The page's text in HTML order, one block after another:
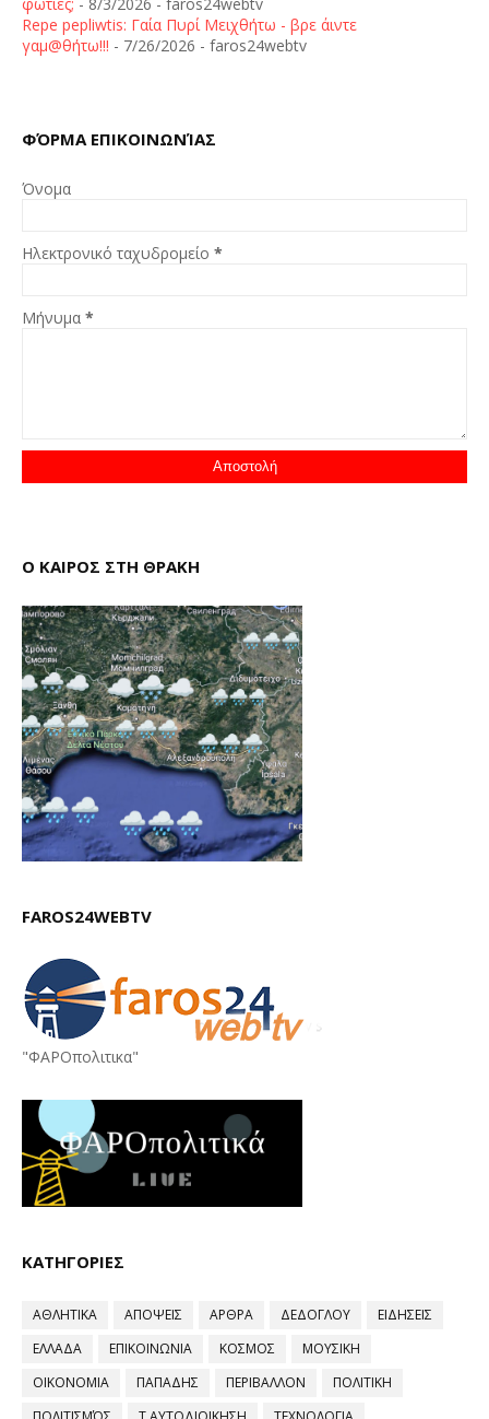
φωτιές; - 8/3/2026 - faros24webtv
Repe pepliwtis: Γαία Πυρί Μειχθήτω - βρε άιντε
γαμ@θήτω!!! - 7/26/2026 - faros24webtv
ΦΌΡΜΑ ΕΠΙΚΟΙΝΩΝΊΑΣ
Όνομα
Ηλεκτρονικό ταχυδρομείο *
Μήνυμα *
Ο ΚΑΙΡΟΣ ΣΤΗ ΘΡΑΚΗ
FAROS24WEBTV
"ΦΑΡΟπολιτικα"
ΚΑΤΗΓΟΡΙΕΣ
ΑΘΛΗΤΙΚΑ ΑΠΟΨΕΙΣ ΑΡΘΡΑ ΔΕΔΟΓΛΟΥ
ΕΙΔΗΣΕΙΣ
ΕΛΛΑΔΑ
ΕΠΙΚΟΙΝΩΝΙΑ ΚΟΣΜΟΣ
ΜΟΥΣΙΚΗ
ΟΙΚΟΝΟΜΙΑ
ΠΑΠΑΔΗΣ ΠΕΡΙΒΑΛΛΟΝ
ΠΟΛΙΤΙΚΗ